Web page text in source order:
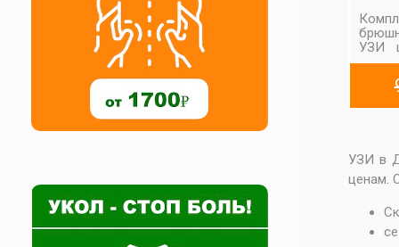
УЗИ
УЗИ в
ценам.